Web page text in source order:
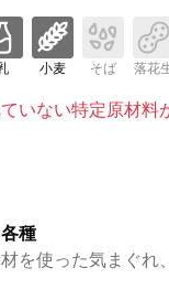
小麦 そば 落花
いない特定原材料
種
を使った気まぐれ